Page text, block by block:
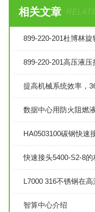
相关文章
899-220-201高压液
提高机械系统效率，
数据中心用防火阻燃
HA0503100碳钢快速
快速接头5400-S2-8
L7000 316不锈钢在
智算中心介绍